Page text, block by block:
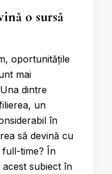
o sursă
oportunitățile
mai
dintre
un
în
să devină cu
full-time? În
subiect în